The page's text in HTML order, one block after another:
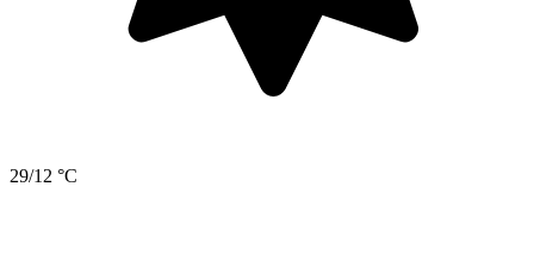
29/12 °C